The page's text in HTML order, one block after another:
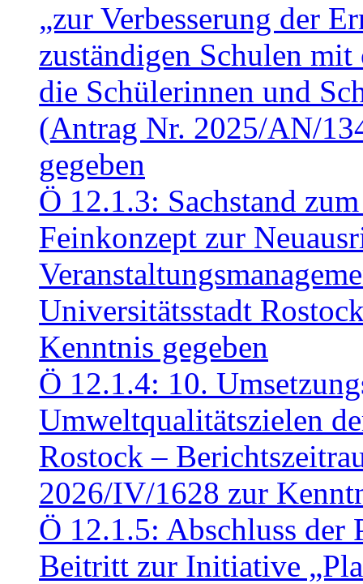
„zur Verbesserung der
zuständigen Schulen
die Schülerinnen und
(Antrag Nr. 2025/AN/
gegeben
Ö 12.1.3: Sachstand
Feinkonzept zur
Universitätsstadt
Kenntnis gegeben
Ö 12.1.4: 10.
Umweltqualitätszielen
Rostock –
2026/IV/1628 zur
Ö 12.1.5: Abschluss der
Beitritt zur Initiative